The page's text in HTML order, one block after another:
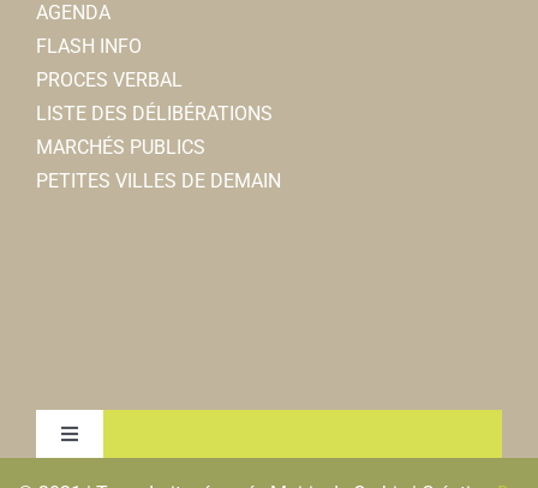
AGENDA
FLASH INFO
PROCES VERBAL
LISTE DES DÉLIBÉRATIONS
MARCHÉS PUBLICS
PETITES VILLES DE DEMAIN
Toggle